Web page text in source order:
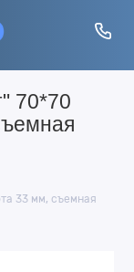
70*70
33 мм, съемная